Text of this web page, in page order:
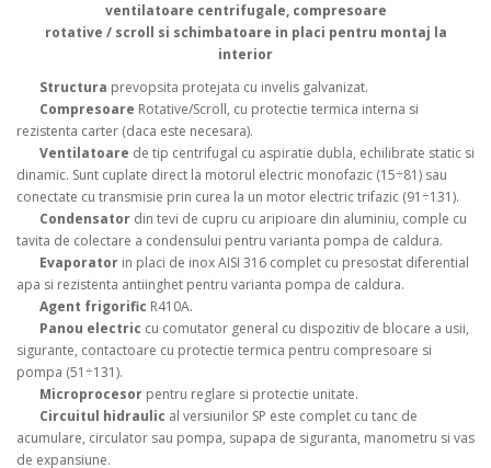
ventilatoare centrifugale, compresoare
rotative / scroll si schimbatoare in placi pentru montaj la
interior
Structura prevopsita protejata cu invelis galvanizat.
Compresoare Rotative/Scroll, cu protectie termica interna si
rezistenta carter (daca este necesara).
Ventilatoare de tip centrifugal cu aspiratie dubla, echilibrate static si
dinamic. Sunt cuplate direct la motorul electric monofazic (15÷81) sau
conectate cu transmisie prin curea la un motor electric trifazic (91÷131).
Condensator din tevi de cupru cu aripioare din aluminiu, comple cu
tavita de colectare a condensului pentru varianta pompa de caldura.
Evaporator in placi de inox AISI 316 complet cu presostat diferential
apa si rezistenta antiinghet pentru varianta pompa de caldura.
Agent frigorific R410A.
Panou electric cu comutator general cu dispozitiv de blocare a usii,
sigurante, contactoare cu protectie termica pentru compresoare si
pompa (51÷131).
Microprocesor pentru reglare si protectie unitate.
Circuitul hidraulic al versiunilor SP este complet cu tanc de
acumulare, circulator sau pompa, supapa de siguranta, manometru si vas
de expansiune.